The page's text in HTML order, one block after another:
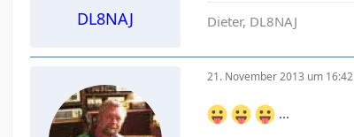
DL8NAJ Dieter, DL8NAJ
21. November 2013 um 16:42
...